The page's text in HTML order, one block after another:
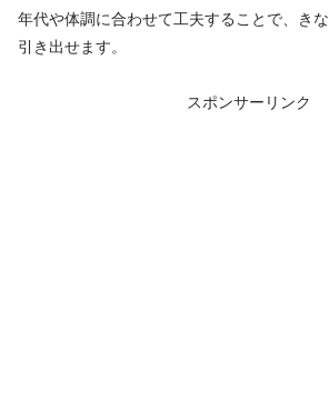
年代や体調に合わせて工夫することで、き
引き出せます。
スポンサーリンク